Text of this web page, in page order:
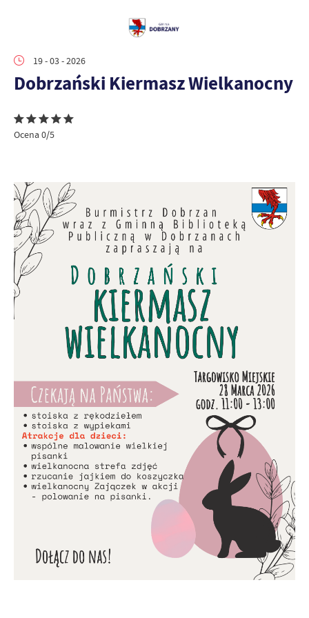
19 - 03 - 2026
Dobrzański Kiermasz Wielkanocny
Ocena 0/5